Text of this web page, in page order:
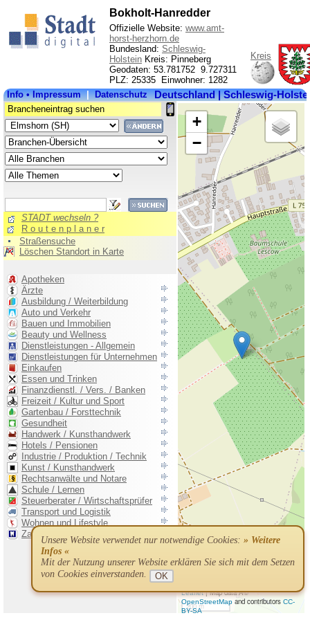
Bokholt-Hanredder
Offizielle Website: www.amt-
horst-herzhorn.de
Bundesland: Schleswig-
Holstein Kreis: Pinneberg
Geodaten: 53.781752 9.727311
PLZ: 25335 Einwohner: 1282
Kreis
Unsere Website verwendet nur notwendige Cookies: » Weitere
Infos «
Mit der Nutzung unserer Website erklären Sie sich mit dem Setzen
von Cookies einverstanden.
OK